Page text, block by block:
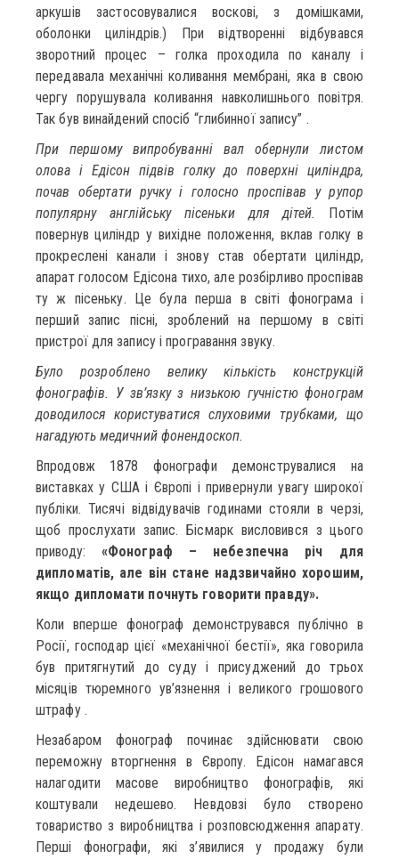
аркушів застосовувалися воскові, з домішками,
оболонки циліндрів.) При відтворенні відбувався
зворотний процес – голка проходила по каналу і
передавала механічні коливання мембрані, яка в свою
чергу порушувала коливання навколишнього повітря.
Так був винайдений спосіб “глибинної запису” .
При першому випробуванні вал обернули листом
олова і Едісон підвів голку до поверхні циліндра,
почав обертати ручку і голосно проспівав у рупор
популярну англійську пісеньки для дітей.
Потім
повернув циліндр у вихідне положення, вклав голку в
прокреслені канали і знову став обертати циліндр,
апарат голосом Едісона тихо, але розбірливо проспівав
ту ж пісеньку. Це була перша в світі фонограма і
перший запис пісні, зроблений на першому в світі
пристрої для запису і програвання звуку.
Було розроблено велику кількість конструкцій
фонографів. У зв’язку з низькою гучністю фонограм
доводилося користуватися слуховими трубками, що
нагадують медичний фонендоскоп.
Впродовж 1878 фонографи демонструвалися на
виставках у США і Європі і привернули увагу широкої
публіки. Тисячі відвідувачів годинами стояли в черзі,
щоб прослухати запис. Бісмарк висловився з цього
приводу: «Фонограф – небезпечна річ для
дипломатів, але він стане надзвичайно хорошим,
якщо дипломати почнуть говорити правду».
Коли вперше фонограф демонструвався публічно в
Росії, господар цієї «механічної бестії», яка говорила
був притягнутий до суду і присуджений до трьох
місяців тюремного ув’язнення і великого грошового
штрафу .
Незабаром фонограф починає здійснювати свою
переможну вторгнення в Європу. Едісон намагався
налагодити масове виробництво фонографів, які
коштували недешево. Невдовзі було створено
товариство з виробництва і розповсюдження апарату.
Перші фонографи, які з’явилися у продажу були